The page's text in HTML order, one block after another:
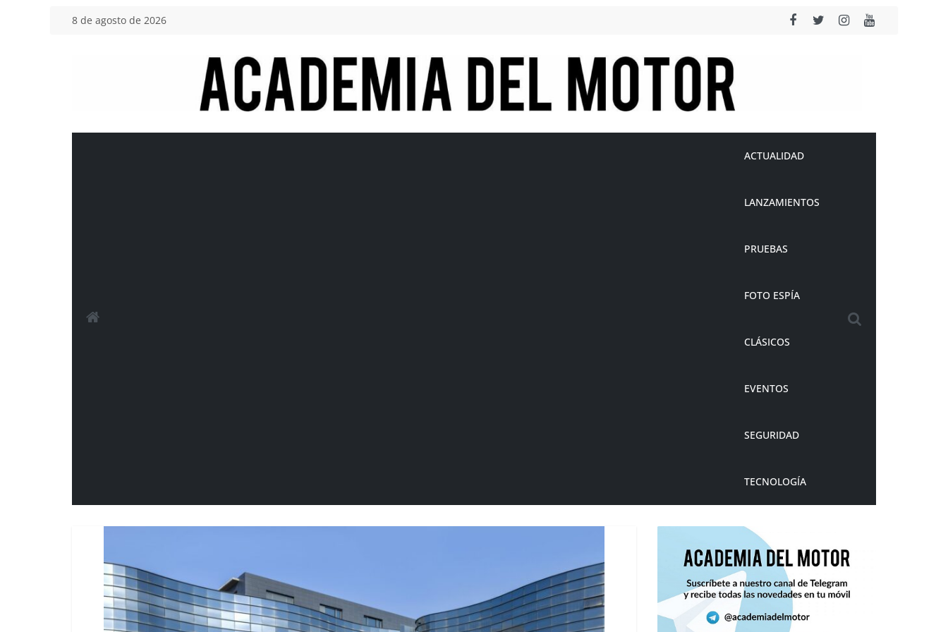
Saltar8 de agosto de 2026
Academia
del
ACTUALIDAD
LANZAMIENTOS
PRUEBAS
FOTO ESPÍA
CLÁSICOS
EVENTOS
SEGURIDAD
TECNOLOGÍA